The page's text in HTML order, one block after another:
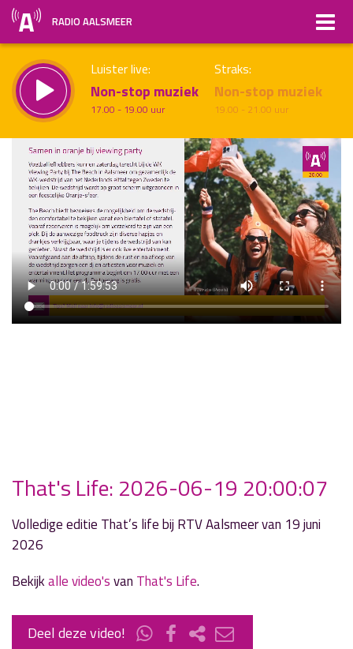
RADIO AALSMEER
Luister live:
Non-stop muziek
17.00 - 19.00 uur
Straks:
Non-stop muziek
19.00 - 21.00 uur
Vorig uur uur 1 van x Volgend uur
Inklappen
That's Life: 2026-06-19 20:00:07
Volledige editie That’s life bij RTV Aalsmeer van 19 juni
2026
Bekijkalle video'svan That's Life.
Deel deze video!